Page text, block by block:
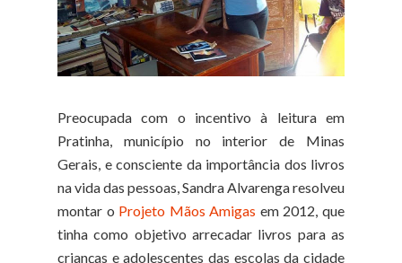
Preocupada com o incentivo à leitura em
Pratinha, município no interior de Minas
Gerais, e consciente da importância dos livros
na vida das pessoas, Sandra Alvarenga resolveu
montar o Projeto Mãos Amigas em 2012, que
tinha como objetivo arrecadar livros para as
crianças e adolescentes das escolas da cidade